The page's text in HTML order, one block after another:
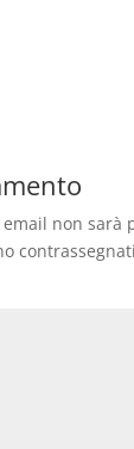
non sarà
contrassegnati